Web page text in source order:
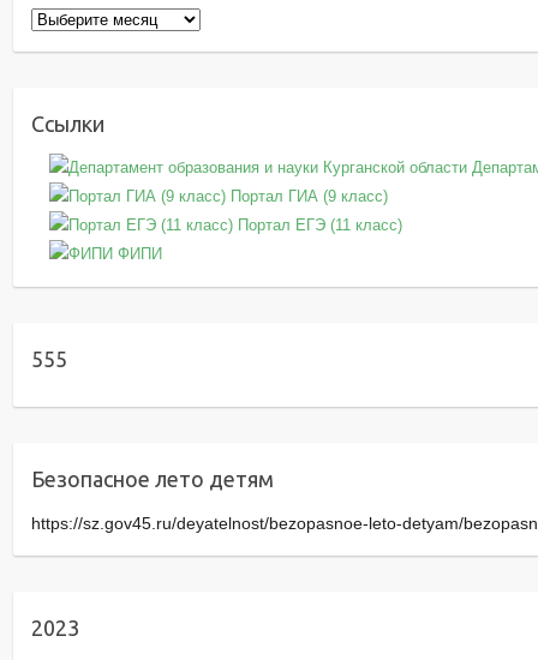
Ссылки
Портал ГИА (9 класс)
Портал ЕГЭ (11 класс)
ФИПИ
555
Безопасное лето детям
https://sz.gov45.ru/deyatelnost/bezopasnoe-leto-detyam/
2023